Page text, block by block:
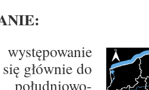
głównie do